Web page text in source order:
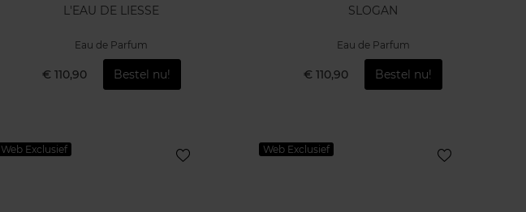
L'EAU DE LIESSE
Eau de Parfum
€ 110,90 Bestel nu!
SLOGAN
Eau de Parfum
€ 110,90 Bestel nu!
Web Exclusief Web Exclusief